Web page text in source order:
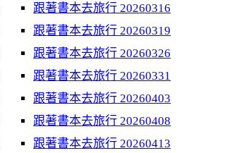
跟著書本去旅行 20260316
跟著書本去旅行 20260319
跟著書本去旅行 20260326
跟著書本去旅行 20260331
跟著書本去旅行 20260403
跟著書本去旅行 20260408
跟著書本去旅行 20260413